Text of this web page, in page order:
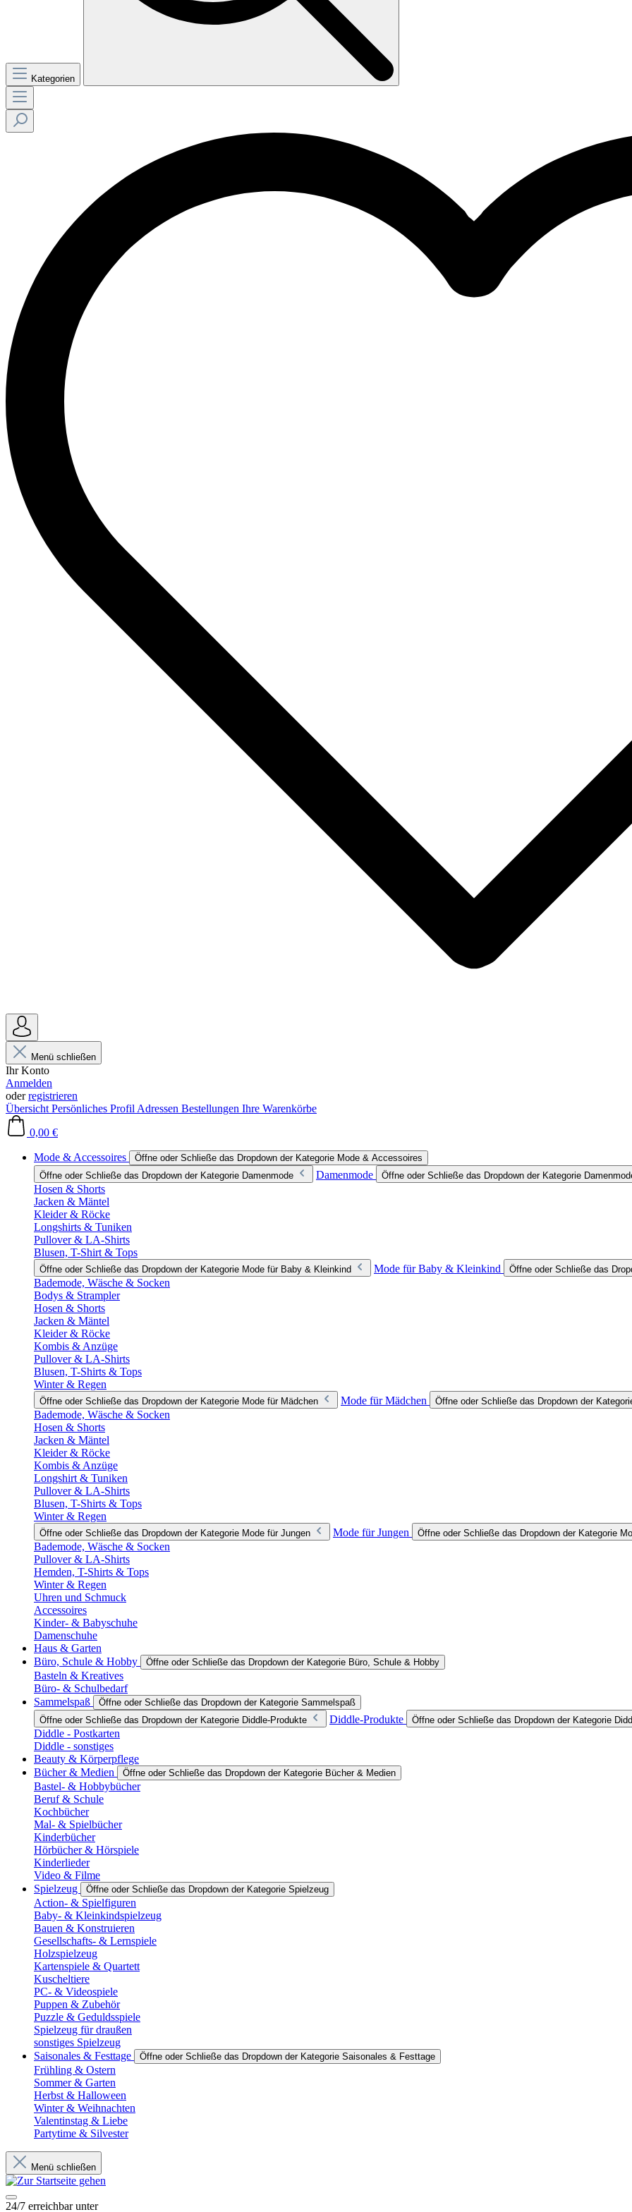
Kategorien
Menü schließen
Ihr Konto
Anmelden
oderregistrieren
Übersicht Persönliches Profil Adressen Bestellungen Ihre Warenkörbe
0,00 €
Mode & Accessoires
Öffne oder Schließe das Dropdown der Kategorie Mode & Accessoires
Öffne oder Schließe das Dropdown der Kategorie Damenmode
Damenmode Öffne oder Schließe das Dropdown der Kategorie
Hosen & Shorts
Jacken & Mäntel
Kleider & Röcke
Longshirts & Tuniken
Pullover & LA-Shirts
Blusen, T-Shirt & Tops
Öffne oder Schließe das Dropdown der Kategorie Mode für Baby & Kleinkind Mode für Baby & Kleinkind Öffne oder Schließe das
Bademode, Wäsche & Socken
Bodys & Strampler
Hosen & Shorts
Jacken & Mäntel
Kleider & Röcke
Kombis & Anzüge
Pullover & LA-Shirts
Blusen, T-Shirts & Tops
Winter & Regen
Öffne oder Schließe das Dropdown der Kategorie Mode für Mädchen Mode für Mädchen Öffne oder Schließe das Dropdown der
Bademode, Wäsche & Socken
Hosen & Shorts
Jacken & Mäntel
Kleider & Röcke
Kombis & Anzüge
Longshirt & Tuniken
Pullover & LA-Shirts
Blusen, T-Shirts & Tops
Winter & Regen
Öffne oder Schließe das Dropdown der Kategorie Mode für Jungen Mode für Jungen Öffne oder Schließe das Dropdown der Kategorie
Bademode, Wäsche & Socken
Pullover & LA-Shirts
Hemden, T-Shirts & Tops
Winter & Regen
Uhren und Schmuck
Accessoires
Kinder- & Babyschuhe
Damenschuhe
Haus & Garten
Büro, Schule & Hobby
Öffne oder Schließe das Dropdown der Kategorie Büro, Schule & Hobby
Basteln & Kreatives
Büro- & Schulbedarf
Sammelspaß
Öffne oder Schließe das Dropdown der Kategorie Sammelspaß
Öffne oder Schließe das Dropdown der Kategorie Diddle-Produkte
Diddle-Produkte Öffne oder Schließe das Dropdown der Kategorie
Diddle - Postkarten
Diddle - sonstiges
Beauty & Körperpflege
Bücher & Medien
Öffne oder Schließe das Dropdown der Kategorie Bücher & Medien
Bastel- & Hobbybücher
Beruf & Schule
Kochbücher
Mal- & Spielbücher
Kinderbücher
Hörbücher & Hörspiele
Kinderlieder
Video & Filme
Spielzeug
Öffne oder Schließe das Dropdown der Kategorie Spielzeug
Action- & Spielfiguren
Baby- & Kleinkindspielzeug
Bauen & Konstruieren
Gesellschafts- & Lernspiele
Holzspielzeug
Kartenspiele & Quartett
Kuscheltiere
PC- & Videospiele
Puppen & Zubehör
Puzzle & Geduldsspiele
Spielzeug für draußen
sonstiges Spielzeug
Saisonales & Festtage
Öffne oder Schließe das Dropdown der Kategorie Saisonales & Festtage
Frühling & Ostern
Sommer & Garten
Herbst & Halloween
Winter & Weihnachten
Valentinstag & Liebe
Partytime & Silvester
Menü schließen
24/7 erreichbar unter